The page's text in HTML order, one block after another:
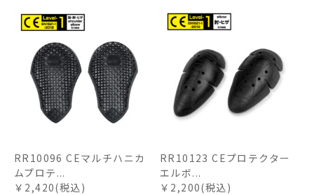
RR10096 CEマルチハニカ
ムプロテ...
￥2,420(税込)
RR10123 CEプロテクター
エルボ...
￥2,200(税込)